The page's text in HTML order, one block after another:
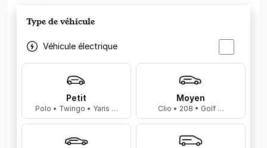
Type de véhicule
Véhicule électrique
Petit
Polo • Twingo • Yaris …
Moyen
Clio • 208 • Golf …